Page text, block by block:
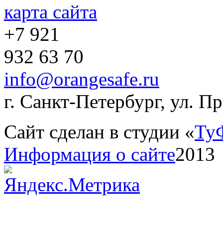
карта сайта
+7 921
932 63 70
info@orangesafe.ru
г. Санкт-Петербург, ул.
Сайт сделан в студии «
Информация о сайте2013